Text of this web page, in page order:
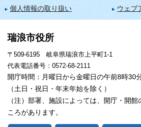
個人情報の取り扱い ウェブ
瑞浪市役所
〒509-6195 岐阜県瑞浪市上平町1-1
代表電話番号：0572-68-2111
開庁時間：月曜日から金曜日の午前8時30
（土日・祝日・年末年始を除く）
（注）部署、施設によっては、開庁・開
ころがあります。